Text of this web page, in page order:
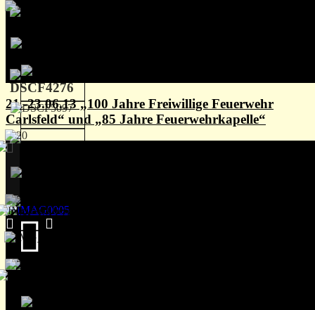
21.-23.06.13 „100 Jahre Freiwillige Feuerwehr
Carlsfeld“ und „85 Jahre Feuerwehrkapelle“